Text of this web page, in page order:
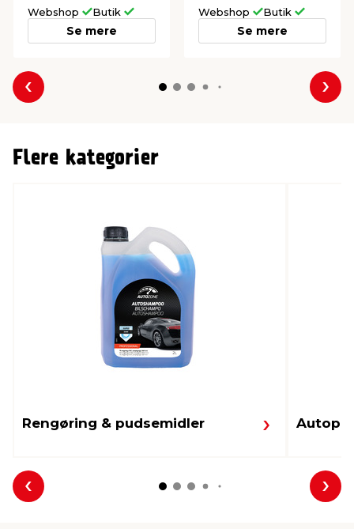
Webshop Butik
Se mere
Webshop Butik
Se mere
Forrige
Flere kategorier
Rengøring & pudsemidler
Forrige